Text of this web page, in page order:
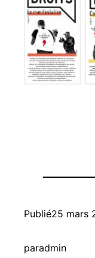
Publié25 mars
paradmin